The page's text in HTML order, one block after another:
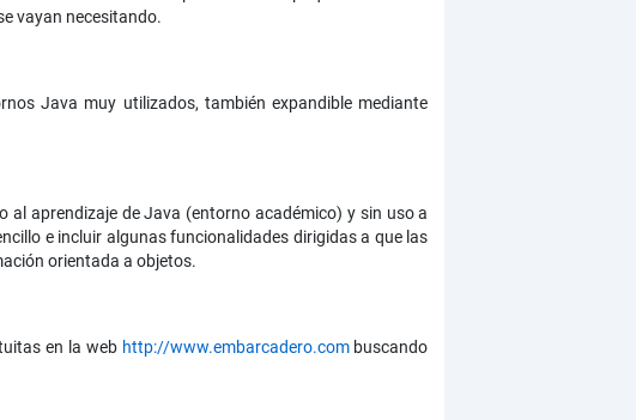
vayan necesitando.
Java muy utilizados, también expandible mediante
al aprendizaje de Java (entorno académico) y sin uso a
e incluir algunas funcionalidades dirigidas a que las
orientada a objetos.
en la web http://www.embarcadero.combuscando